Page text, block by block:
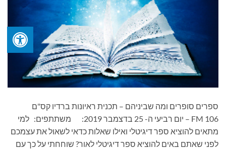
ספרים סופרים ומה שביניהם – תכנית ראיונות ברדיו קס"ם
106 FM – יום רביעי ה- 25 בדצמבר 2019: משתתפים: למי
מתאים להוציא ספר דיגיטלי ואילו שאלות כדאי לשאול את עצמכם
לפני שאתם באים להוציא ספר דיגיטלי לאור? שוחחתי על כך עם